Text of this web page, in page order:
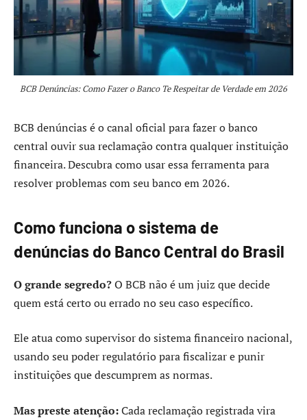
BCB Denúncias: Como Fazer o Banco Te Respeitar de Verdade em 2026
BCB denúncias é o canal oficial para fazer o banco
central ouvir sua reclamação contra qualquer instituição
financeira. Descubra como usar essa ferramenta para
resolver problemas com seu banco em 2026.
Como funciona o sistema de
denúncias do Banco Central do Brasil
O grande segredo?O BCB não é um juiz que decide
quem está certo ou errado no seu caso específico.
Ele atua como supervisor do sistema financeiro nacional,
usando seu poder regulatório para fiscalizar e punir
instituições que descumprem as normas.
Mas preste atenção:Cada reclamação registrada vira